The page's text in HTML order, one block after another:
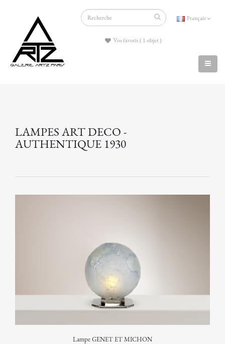
Français
Vos favoris ( 1 objet )
LAMPES ART DECO -
AUTHENTIQUE 1930
Lampe GENET ET MICHON